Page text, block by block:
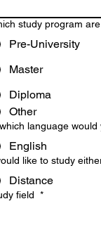
study program
Pre-University
Master
Diploma
Other
language would
English
like to study
Distance
field *